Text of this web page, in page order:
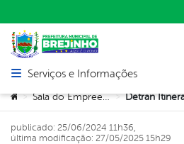
Abrir menu principal de navegação
Serviços e Informações
Você está aqui:
> Sala do Empreendedor >
publicado: 25/06/2024 11h36,
última modificação: 27/05/2025 15h29